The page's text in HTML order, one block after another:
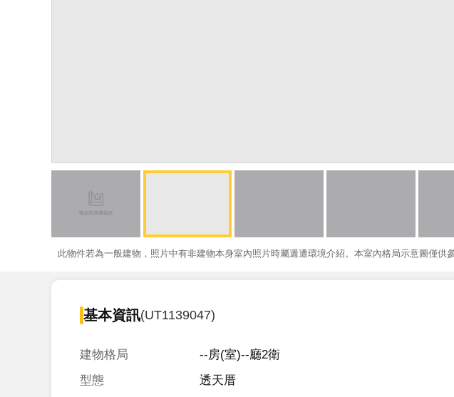
此物件若為一般建物，照片中有非建物本身室內照片時屬週遭環境介紹。本室內格局示意圖僅供
基本資訊(UT1139047)
建物格局
--房(室)--廳2衛
型態
透天厝